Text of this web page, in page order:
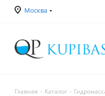
Москва
Главная - Каталог -